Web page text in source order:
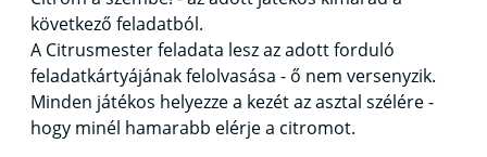
következő feladatból.
A Citrusmester feladata lesz az adott forduló
feladatkártyájának felolvasása - ő nem versenyzik.
Minden játékos helyezze a kezét az asztal szélére -
hogy minél hamarabb elérje a citromot.